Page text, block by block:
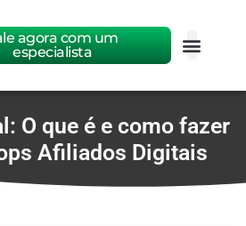
agora com um
especialista
O que é e como fazer
Afiliados Digitais